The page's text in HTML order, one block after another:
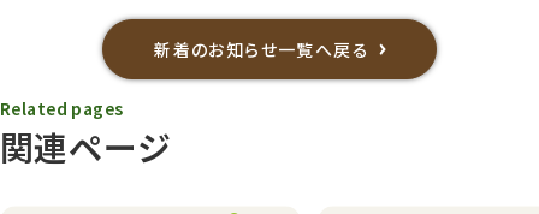
新着のお知らせ一覧へ戻る
関連ページ
Related pages